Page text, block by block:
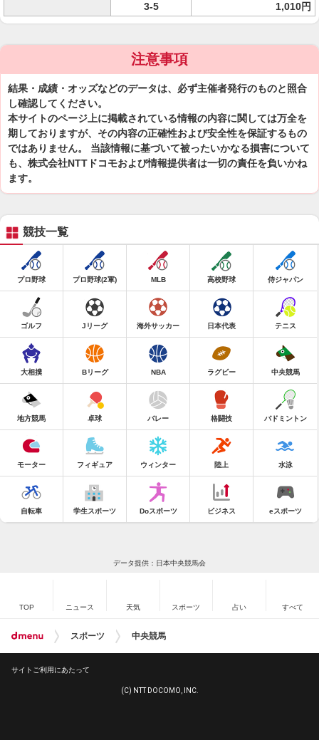
3-5
1,010円
注意事項
結果・成績・オッズなどのデータは、必ず主催者発行のものと照合
し確認してください。
本サイトのページ上に掲載されている情報の内容に関しては万全を
期しておりますが、その内容の正確性および安全性を保証するもの
ではありません。 当該情報に基づいて被ったいかなる損害について
も、株式会社NTTドコモおよび情報提供者は一切の責任を負いかね
ます。
競技一覧
プロ野球 プロ野球(2軍) MLB 高校野球 侍ジャパン
ゴルフ Jリーグ 海外サッカー 日本代表 テニス
大相撲 Bリーグ NBA ラグビー 中央競馬
地方競馬 卓球 バレー 格闘技 バドミントン
モーター フィギュア ウィンター 陸上 水泳
自転車 学生スポーツ Doスポーツ ビジネス eスポーツ
データ提供：日本中央競馬会
TOP ニュース 天気 スポーツ 占い すべて
スポーツ 中央競馬
サイトご利用にあたって
(C) NTT DOCOMO, INC.